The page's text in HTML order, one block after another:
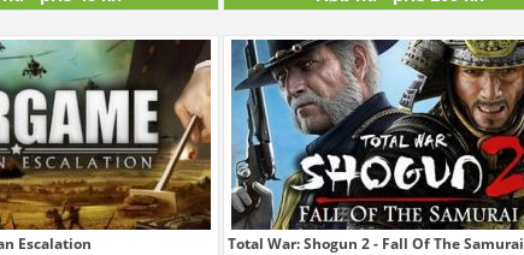
Escalation Total War: Shogun 2 - Fall Of The Samurai